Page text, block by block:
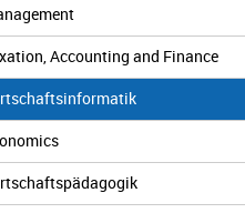
Accounting and Finance